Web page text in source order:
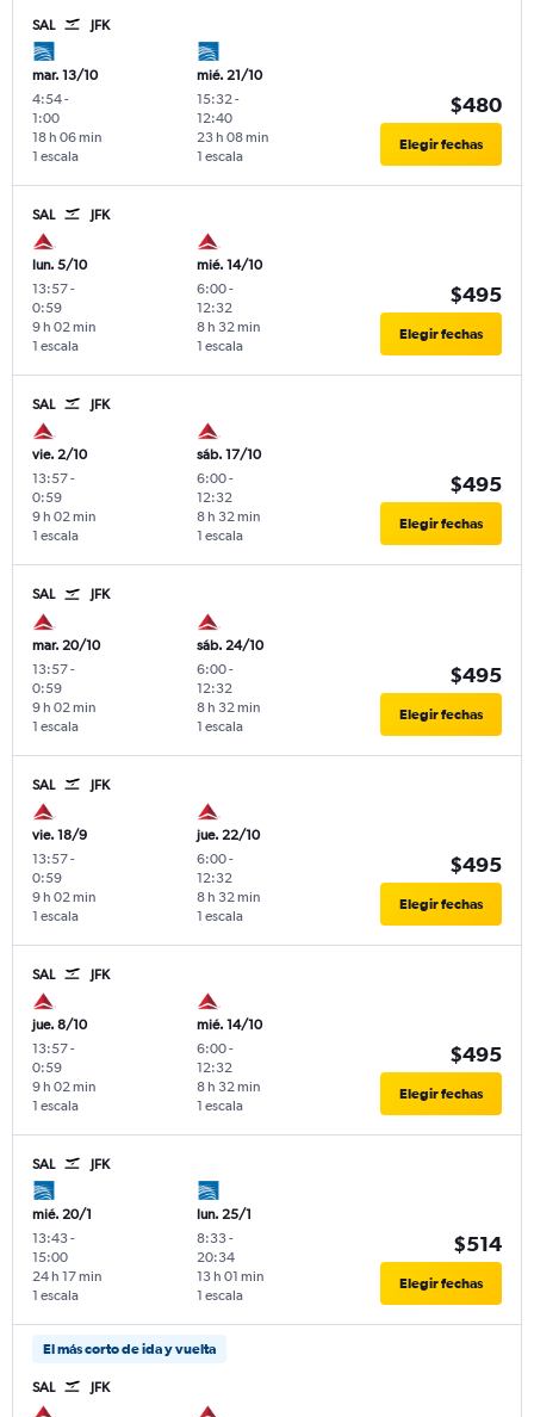
SAL JFK
mar. 13/10
4:54-
1:00
1 escala
18 h 06 min
mié. 21/10
15:32-
12:40
1 escala
23 h 08 min
$480
Elegir fechas
SAL JFK
lun. 5/10
13:57-
0:59
1 escala
9 h 02 min
mié. 14/10
6:00-
12:32
1 escala
8 h 32 min
$495
Elegir fechas
SAL JFK
vie. 2/10
13:57-
0:59
1 escala
9 h 02 min
sáb. 17/10
6:00-
12:32
1 escala
8 h 32 min
$495
Elegir fechas
SAL JFK
mar. 20/10
13:57-
0:59
1 escala
9 h 02 min
sáb. 24/10
6:00-
12:32
1 escala
8 h 32 min
$495
Elegir fechas
SAL JFK
vie. 18/9
13:57-
0:59
1 escala
9 h 02 min
jue. 22/10
6:00-
12:32
1 escala
8 h 32 min
$495
Elegir fechas
SAL JFK
jue. 8/10
13:57-
0:59
1 escala
9 h 02 min
mié. 14/10
6:00-
12:32
1 escala
8 h 32 min
$495
Elegir fechas
SAL JFK
mié. 20/1
13:43-
15:00
1 escala
24 h 17 min
lun. 25/1
8:33-
20:34
1 escala
13 h 01 min
$514
Elegir fechas
El más corto de ida y vuelta
SAL JFK